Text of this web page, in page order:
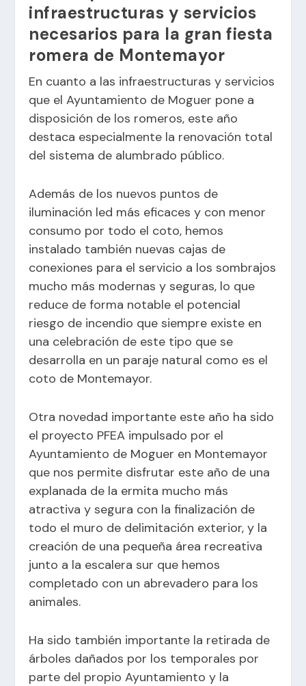
infraestructuras y servicios
necesarios para la gran fiesta
romera de Montemayor
En cuanto a las infraestructuras y servicios
que el Ayuntamiento de Moguer pone a
disposición de los romeros, este año
destaca especialmente la renovación total
del sistema de alumbrado público.
Además de los nuevos puntos de
iluminación led más eficaces y con menor
consumo por todo el coto, hemos
instalado también nuevas cajas de
conexiones para el servicio a los sombrajos
mucho más modernas y seguras, lo que
reduce de forma notable el potencial
riesgo de incendio que siempre existe en
una celebración de este tipo que se
desarrolla en un paraje natural como es el
coto de Montemayor.
Otra novedad importante este año ha sido
el proyecto PFEA impulsado por el
Ayuntamiento de Moguer en Montemayor
que nos permite disfrutar este año de una
explanada de la ermita mucho más
atractiva y segura con la finalización de
todo el muro de delimitación exterior, y la
creación de una pequeña área recreativa
junto a la escalera sur que hemos
completado con un abrevadero para los
animales.
Ha sido también importante la retirada de
árboles dañados por los temporales por
parte del propio Ayuntamiento y la